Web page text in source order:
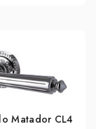
Matador CL4